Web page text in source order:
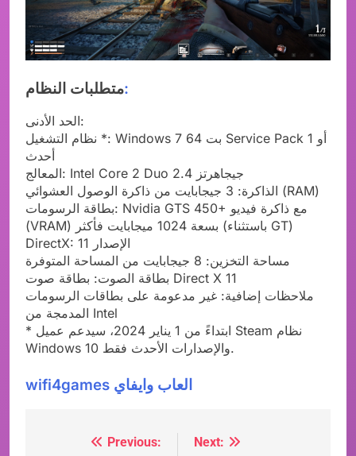
متطلبات النظام:
الحد الأدنى:
نظام التشغيل *: Windows 7 64 بت Service Pack 1 أو
أحدث
المعالج: Intel Core 2 Duo 2.4 جيجاهرتز
الذاكرة: 3 جيجابايت من ذاكرة الوصول العشوائي (RAM)
بطاقة الرسومات: Nvidia GTS 450+ مع ذاكرة فيديو
(VRAM) بسعة 1024 ميجابايت فأكثر (باستثناء GT)
DirectX: الإصدار 11
مساحة التخزين: 8 جيجابايت من المساحة المتوفرة
بطاقة الصوت: بطاقة صوت Direct X 11
ملاحظات إضافية: غير مدعومة على بطاقات الرسومات
المدمجة من Intel
* ابتداءً من 1 يناير 2024، سيدعم عميل Steam نظام
Windows 10 والإصدارات الأحدث فقط.
wifi4games العاب وايفاي
Previous: Next: